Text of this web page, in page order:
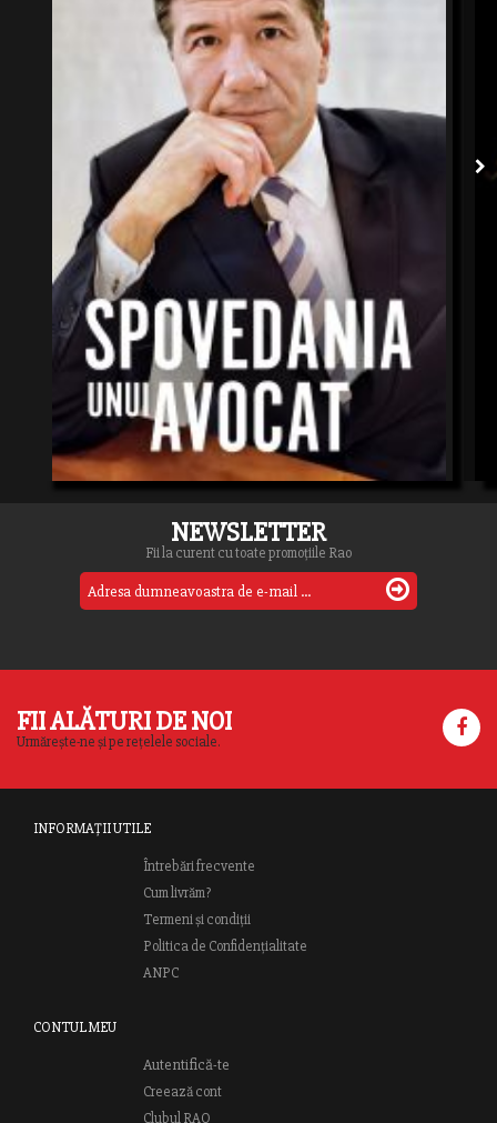
NEWSLETTER
Fii la curent cu toate promoțiile Rao
FII ALĂTURI DE NOI
Urmărește-ne și pe rețelele sociale.
INFORMAȚII UTILE
Întrebări frecvente
Cum livrăm?
Termeni și condiții
Politica de Confidențialitate
ANPC
CONTUL MEU
Autentifică-te
Creează cont
Clubul RAO